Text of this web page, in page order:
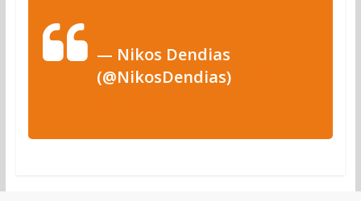
— Nikos Dendias
(@NikosDendias)